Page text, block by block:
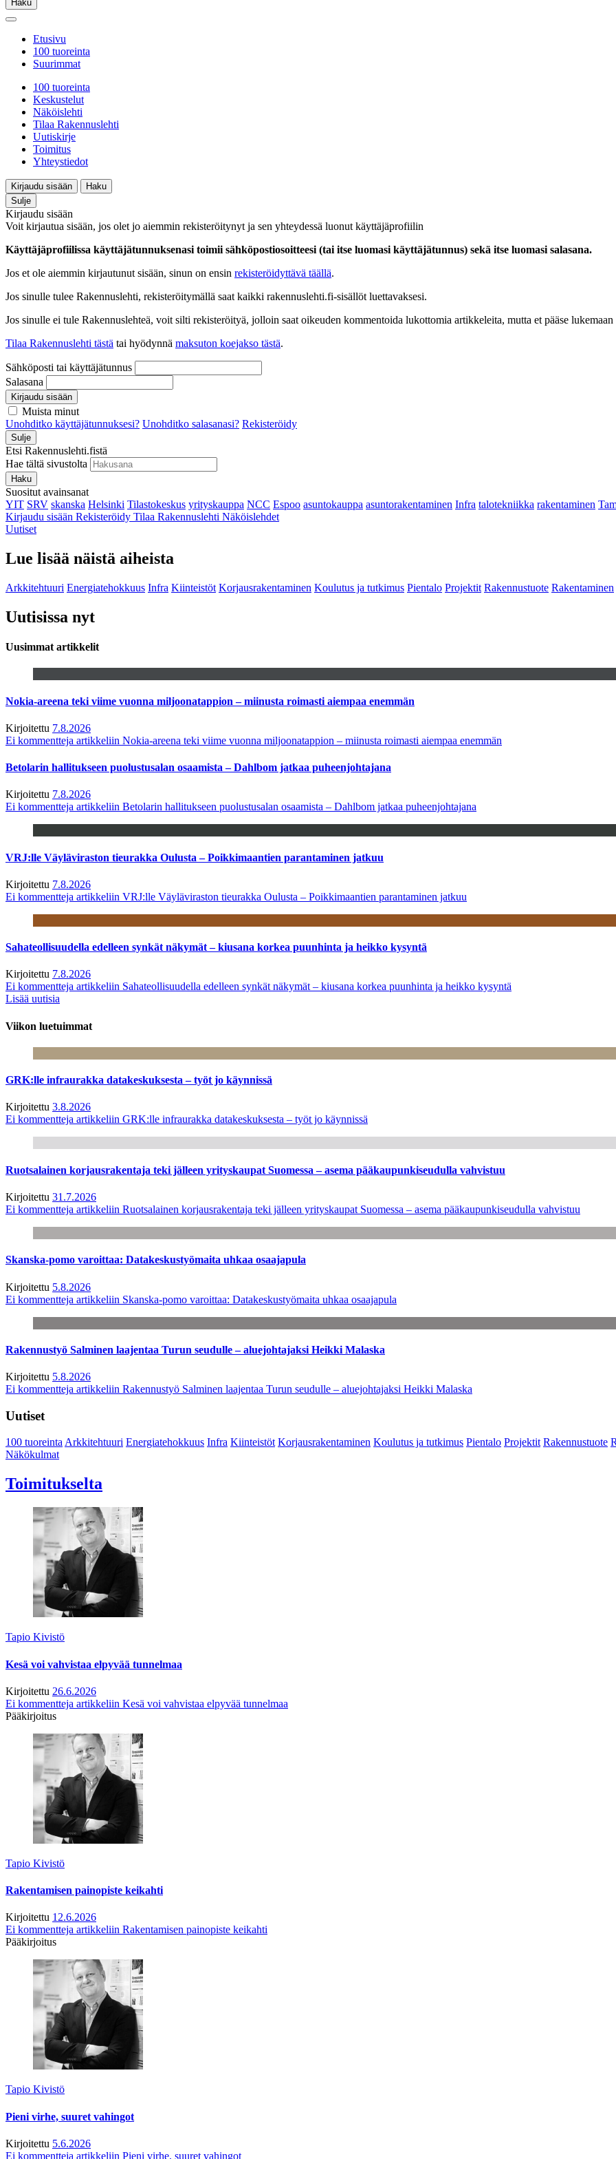
Haku
Etusivu
100 tuoreinta
Suurimmat
100 tuoreinta
Keskustelut
Näköislehti
Tilaa Rakennuslehti
Uutiskirje
Toimitus
Yhteystiedot
Kirjaudu sisään
Haku
Sulje
Kirjaudu sisään
Voit kirjautua sisään, jos olet jo aiemmin rekisteröitynyt ja sen yhteydessä luonut käyttäjäprofiilin
Käyttäjäprofiilissa käyttäjätunnuksenasi toimii sähköpostiosoitteesi (tai itse luomasi käyttäjätunnus) sekä itse luomasi salasana.
Jos et ole aiemmin kirjautunut sisään, sinun on ensin rekisteröidyttävä täällä.
Jos sinulle tulee Rakennuslehti, rekisteröitymällä saat kaikki rakennuslehti.fi-sisällöt luettavaksesi.
Jos sinulle ei tule Rakennuslehteä, voit silti rekisteröityä, jolloin saat oikeuden kommentoida lukottomia artikkeleita, mutta et pääse
Tilaa Rakennuslehti tästä tai hyödynnä maksuton koejakso tästä.
Sähköposti tai käyttäjätunnus
Salasana
Kirjaudu sisään
Muista minut
Unohditko käyttäjätunnuksesi? Unohditko salasanasi? Rekisteröidy
Sulje
Etsi Rakennuslehti.fistä
Hae tältä sivustolta
Haku
Suositut avainsanat
YIT SRV skanska Helsinki Tilastokeskus yrityskauppa NCC Espoo asuntokauppa asuntorakentaminen Infra talotekniikka rakentaminen
Kirjaudu sisään Rekisteröidy Tilaa Rakennuslehti Näköislehdet
Uutiset
Lue lisää näistä aiheista
Arkkitehtuuri Energiatehokkuus Infra Kiinteistöt Korjausrakentaminen Koulutus ja tutkimus Pientalo Projektit Rakennustuote Rakentaminen
Uutisissa nyt
Uusimmat artikkelit
Nokia-areena teki viime vuonna miljoonatappion – miinusta roimasti aiempaa enemmän
Kirjoitettu 7.8.2026
Ei kommentteja artikkeliin Nokia-areena teki viime vuonna miljoonatappion – miinusta roimasti aiempaa enemmän
Betolarin hallitukseen puolustusalan osaamista – Dahlbom jatkaa puheenjohtajana
Kirjoitettu 7.8.2026
Ei kommentteja artikkeliin Betolarin hallitukseen puolustusalan osaamista – Dahlbom jatkaa puheenjohtajana
VRJ:lle Väyläviraston tieurakka Oulusta – Poikkimaantien parantaminen jatkuu
Kirjoitettu 7.8.2026
Ei kommentteja artikkeliin VRJ:lle Väyläviraston tieurakka Oulusta – Poikkimaantien parantaminen jatkuu
Sahateollisuudella edelleen synkät näkymät – kiusana korkea puunhinta ja heikko kysyntä
Kirjoitettu 7.8.2026
Ei kommentteja artikkeliin Sahateollisuudella edelleen synkät näkymät – kiusana korkea puunhinta ja heikko kysyntä
Lisää uutisia
Viikon luetuimmat
GRK:lle infraurakka datakeskuksesta – työt jo käynnissä
Kirjoitettu 3.8.2026
Ei kommentteja artikkeliin GRK:lle infraurakka datakeskuksesta – työt jo käynnissä
Ruotsalainen korjausrakentaja teki jälleen yrityskaupat Suomessa – asema pääkaupunkiseudulla vahvistuu
Kirjoitettu 31.7.2026
Ei kommentteja artikkeliin Ruotsalainen korjausrakentaja teki jälleen yrityskaupat Suomessa – asema pääkaupunkiseudulla vahvistuu
Skanska-pomo varoittaa: Datakeskustyömaita uhkaa osaajapula
Kirjoitettu 5.8.2026
Ei kommentteja artikkeliin Skanska-pomo varoittaa: Datakeskustyömaita uhkaa osaajapula
Rakennustyö Salminen laajentaa Turun seudulle – aluejohtajaksi Heikki Malaska
Kirjoitettu 5.8.2026
Ei kommentteja artikkeliin Rakennustyö Salminen laajentaa Turun seudulle – aluejohtajaksi Heikki Malaska
Uutiset
100 tuoreintaArkkitehtuuri Energiatehokkuus Infra Kiinteistöt Korjausrakentaminen Koulutus ja tutkimus Pientalo Projektit Rakennustuote
Näkökulmat
Toimitukselta
Tapio Kivistö
Kesä voi vahvistaa elpyvää tunnelmaa
Kirjoitettu 26.6.2026
Ei kommentteja artikkeliin Kesä voi vahvistaa elpyvää tunnelmaa
Pääkirjoitus
Tapio Kivistö
Rakentamisen painopiste keikahti
Kirjoitettu 12.6.2026
Ei kommentteja artikkeliin Rakentamisen painopiste keikahti
Pääkirjoitus
Tapio Kivistö
Pieni virhe, suuret vahingot
Kirjoitettu 5.6.2026
Ei kommentteja artikkeliin Pieni virhe, suuret vahingot